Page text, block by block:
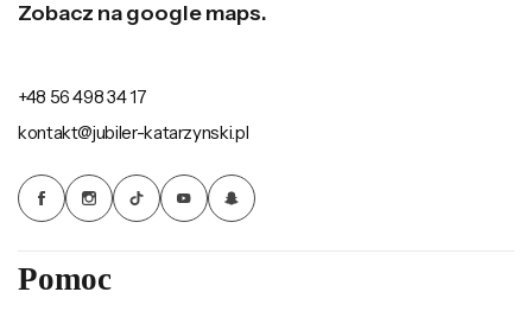
Zobacz na google maps.
+48 56 498 34 17
kontakt@jubiler-katarzynski.pl
Pomoc